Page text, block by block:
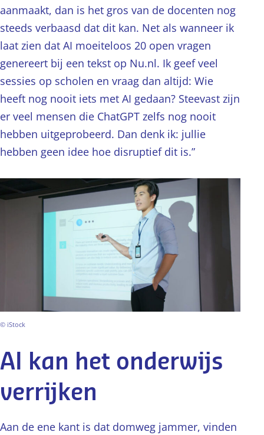
aanmaakt, dan is het gros van de docenten nog
steeds verbaasd dat dit kan. Net als wanneer ik
laat zien dat AI moeiteloos 20 open vragen
genereert bij een tekst op Nu.nl. Ik geef veel
sessies op scholen en vraag dan altijd: Wie
heeft nog nooit iets met AI gedaan? Steevast zijn
er veel mensen die ChatGPT zelfs nog nooit
hebben uitgeprobeerd. Dan denk ik: jullie
hebben geen idee hoe disruptief dit is.”
© iStock
AI kan het onderwijs
verrijken
Aan de ene kant is dat domweg jammer, vinden